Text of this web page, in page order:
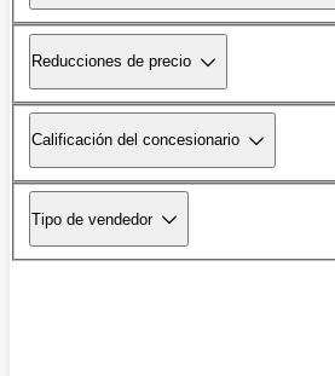
Reducciones de precio
Calificación del concesionario
Tipo de vendedor